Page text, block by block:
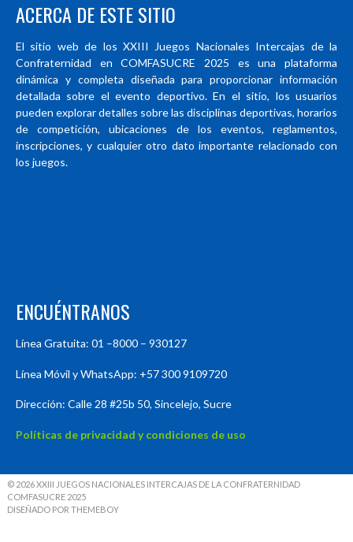
ACERCA DE ESTE SITIO
El sitio web de los XXIII Juegos Nacionales Intercajas de la
Confraternidad en COMFASUCRE 2025 es una plataforma
dinámica y completa diseñada para proporcionar información
detallada sobre el evento deportivo. En el sitio, los usuarios
pueden explorar detalles sobre las disciplinas deportivas, horarios
de competición, ubicaciones de los eventos, reglamentos,
inscripciones, y cualquier otro dato importante relacionado con
los juegos.
ENCUÉNTRANOS
Línea Gratuita: 01 –8000 – 930127
Línea Móvil y WhatsApp: +57 300 9109720
Dirección: Calle 28 #25b 50, Sincelejo, Sucre
Políticas de privacidad y condiciones de uso
© 2026 XXIII JUEGOS NACIONALES INTERCAJAS DE LA CONFRATERNIDAD
COMFASUCRE 2025
DISEÑADO POR THEMEBOY